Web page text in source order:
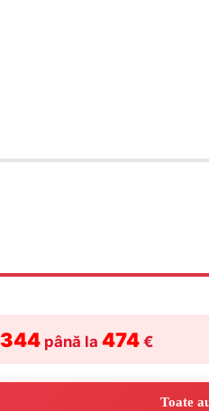
344 până la474 €
Toate